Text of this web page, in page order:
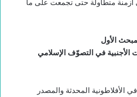
أزمنة متطاولة حتى تجمعت على ما
في التصوّف الإسلامي
الأفلاطونية المحدثة والمصدر